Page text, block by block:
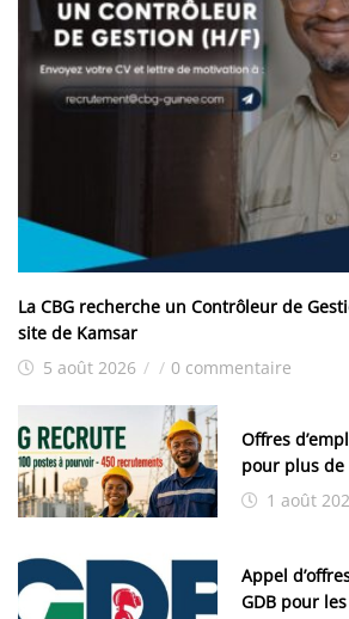
La CBG recherche un Contrôleur de
site de Kamsar
5 août 2026 / / 0 commentaire
Offres
pour plus de
1 août
Appel
GDB pour